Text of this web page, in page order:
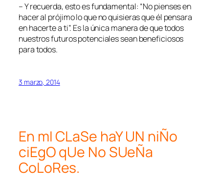
– Y recuerda, esto es fundamental: “No pienses en
hacer al prójimo lo que no quisieras que él pensara
en hacerte a ti”. Es la única manera de que todos
nuestros futuros potenciales sean beneficiosos
para todos.
3 marzo, 2014
En mI CLaSe haY UN niÑo
ciEgO qUe No SUeÑa
CoLoRes.